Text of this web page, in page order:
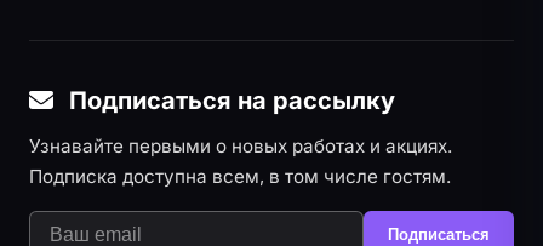
Подписаться на рассылку
Узнавайте первыми о новых работах и акциях.
Подписка доступна всем, в том числе гостям.
Подписаться